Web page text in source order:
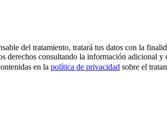
del tratamiento, tratará tus datos con la
derechos consultando la información adicional y
en la política de privacidad sobre el